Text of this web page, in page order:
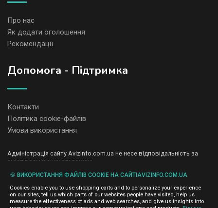
Про нас
Як додати оголошення
Рекомендації
Допомога - Підтримка
Контакти
Політика cookie-файлів
Умови використання
Адміністрація сайту AvizInfo.com.ua не несе відповідальність за
зміст розміщених оголошень.
і не продаємо особисту інформацію зареєстрованих користувачів
AvizInfo.com.ua третім особам. Ми не відповідаємо за правила
конфіденційності сайтів на які посилається AvizInfo.com.ua. На
деяких сторінках нашого сайту представлена реклама Google
🍪 ВИКОРИСТАННЯ ФАЙЛІВ COOKIE НА САЙТІAVIZINFO.COM.UA
Cookies enable you to use shopping carts and to personalize your experience
on our sites, tell us which parts of our websites people have visited, help us
measure the effectiveness of ads and web searches, and give us insights into